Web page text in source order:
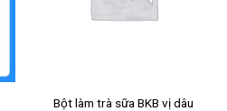
Bột làm trà sữa BKB vị dâu